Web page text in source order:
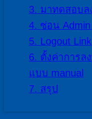
3. มาทดสอบล
4. ซ่อน
5. Logout
6. ตั้งค่าการล
แบบ manual
7. สรุป